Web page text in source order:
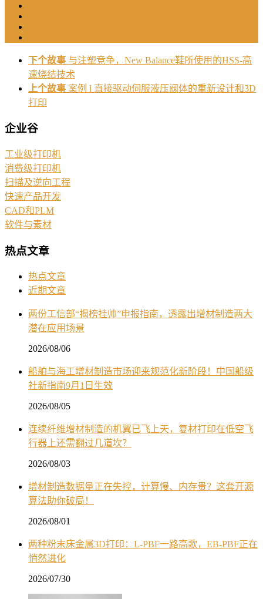
下个故事 与注塑竞争，New Balance鞋所使用的HSS-高
速烧结技术
上个故事 案例 l 直接驱动伺服液压阀体的重新设计和3D
打印
企业谷
工业级打印机
消费级打印机
扫描及逆向工程
快速产品开发
CAD和PLM
软件与素材
热点文章
热点文章
近期文章
两份工信部“揭榜挂帅”申报指南，透露出增材制造两大
潜在应用场景
2026/08/06
船舶与海工增材制造市场迎来规范化新阶段！中国船级
社新指南9月1日生效
2026/08/05
连续纤维增材制造的机翼已飞上天，复材打印在低空飞
行器上还需翻过几道坎？
2026/08/03
增材制造数据量正在失控，计算慢、内存贵？这套开源
算法助你破局！
2026/08/01
两种粉末床金属3D打印：L-PBF一路高歌，EB-PBF正在
悄然进化
2026/07/30